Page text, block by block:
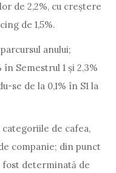
de 2,2%, cu creștere
de 1,5%.
anului;
Semestrul 1 și 2,3%
se de la 0,1% în S1 la
de cafea,
companie; din punct
fost determinată de